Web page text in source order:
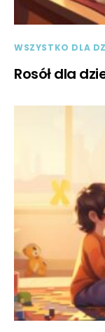
WSZYSTKO DLA
Rosół dla